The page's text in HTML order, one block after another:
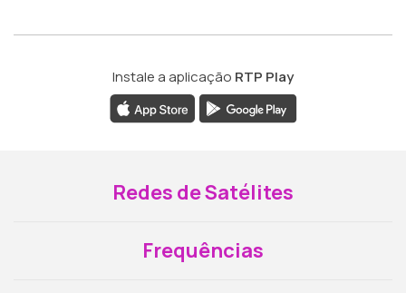
Instale a aplicação RTP Play
Redes de Satélites
Frequências